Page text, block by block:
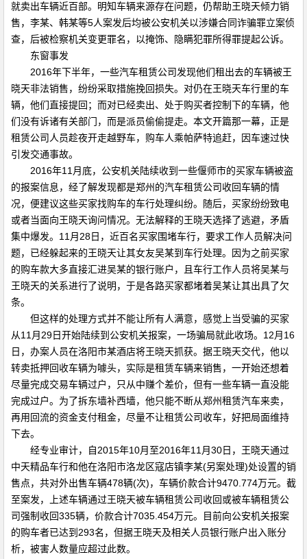
就卖出车辆近百部。明知车辆来源存在问题，仍帮助王晓天倾力销
售，李某、韩某等5人案发后均被公安机关以涉嫌合同诈骗罪立案侦
查，后被检察机关变更罪名，以掩饰、隐瞒犯罪所得罪提起公诉。
东窗事发
2016年下半年，一些汽车租赁公司发现他们租出去的车辆被王
晓天非法销售，纷纷采取措施挽回损失。对仍在王晓天车行里的车
辆，他们直接提回；而对已经卖出、处于购买者控制下的车辆，他
们没有诉诸有关部门，而是派员偷偷提走。本文开篇那一幕，正是
租赁公司人员趁夜开走越野车，购车人乘帕萨特追赶，因车速过快
引发交通事故。
2016年11月底，公安机关陆续收到一些偃师市的买家车辆被盗
的报案信息，经了解发现都是郑州的汽车租赁公司收回车辆的情
况，便建议这些买家找购车的车行处理纠纷。随后，买家纷纷致电
或者当面向王晓天询问情况。无法解释的王晓天选择了逃避，矛盾
集中爆发。11月28日，近百名买家围堵车行，要求工作人员解决问
题，已经躲起来的王晓天让其女友吴某到车行处理。因为之前买家
的购车款大多直接汇进吴某的银行账户，且车行工作人员将吴某与
王晓天的关系进行了说明，于是各路买家都堵着吴某让其出具了欠
条。
但这样的处理方式并不能让所有人满意，感觉上当受骗的买家
从11月29日开始陆续到公安机关报案，一场骗局就此收场。12月16
日，办案人员在洛阳市某酒店将王晓天抓获。据王晓天交代，他以
转卖抵押回收车辆为噱头，实际是租赁车辆来销售，一开始还想着
尽量完成交易车辆过户，只从中赚个差价，但有一些车辆一直没能
完成过户。为了拆东墙补西墙，他只能不断从郑州租赁汽车来卖，
再用回流的资金支付租金，尽量不让租赁公司收车，好把局面维持
下去。
经专业审计，自2015年10月至2016年11月30日，王晓天通过
中天精品车行和他在洛阳市洛龙区寇店镇李某(另案处理)处设置的销
售点，共对外出售车辆478辆(次)，车辆价款合计9470.774万元。截
至案发，上述车辆通过王晓天被车辆租赁公司收回或被车辆租赁公
司强制收回335辆，价款合计7035.454万元。目前向公安机关报案
的购车者已达到293名，但据王晓天及相关人员银行账户出入账分
析，被害人数量应超过此数。